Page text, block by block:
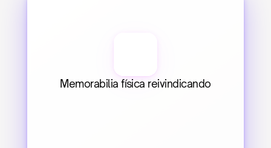
Memorabilia física reivindicando